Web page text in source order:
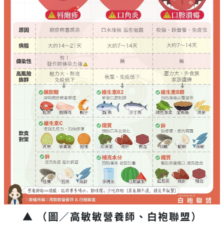
▲ （圖／高敏敏營養師、白袍聯盟）